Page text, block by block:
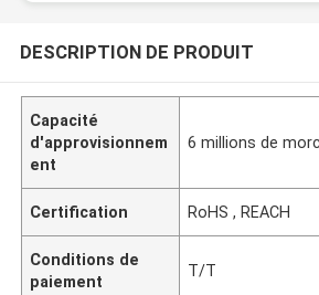
DESCRIPTION DE PRODUIT
Capacité
d'approvisionnem
ent
6 millions de
Certification RoHS , REACH
Conditions de
paiement
T/T